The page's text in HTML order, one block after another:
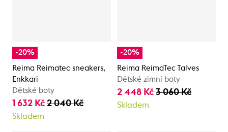
-20%
Reima Reimatec sneakers,
Enkkari
Dětské boty
1 632 Kč 2 040 Kč
Skladem
-20%
Reima ReimaTec Talves
Dětské zimní boty
2 448 Kč 3 060 Kč
Skladem